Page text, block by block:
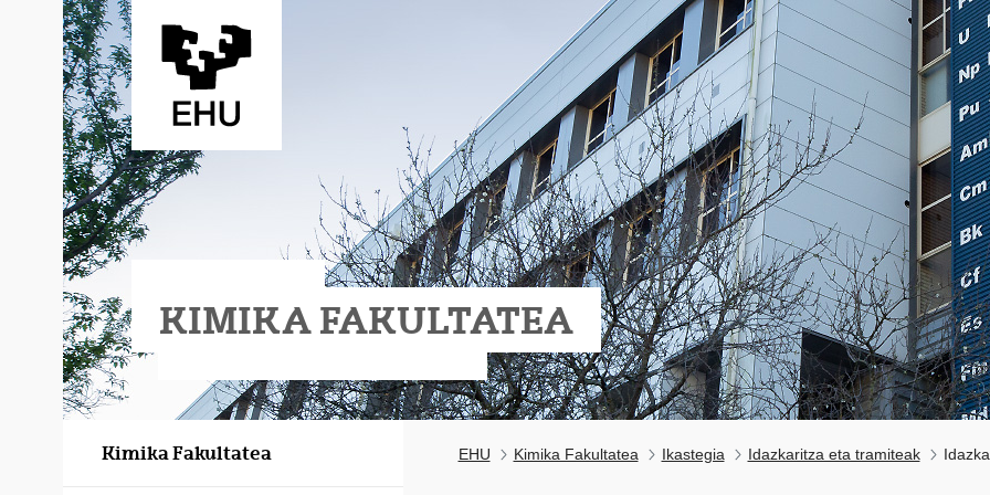
Eduki nagusira joan
KIMIKA FAKULTATEA
Kimika Fakultatea EHU Kimika Fakultatea Ikastegia Idazkaritza eta tramiteak